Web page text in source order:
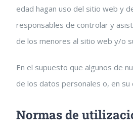
edad hagan uso del sitio web y
responsables de controlar y
de los menores al sitio web y/o
En el supuesto que algunos de
de los datos personales o, en
Normas de